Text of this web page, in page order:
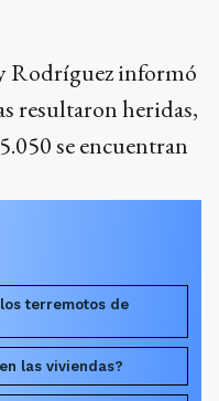
Rodríguez informó
resultaron heridas,
se encuentran
terremotos de
las viviendas?